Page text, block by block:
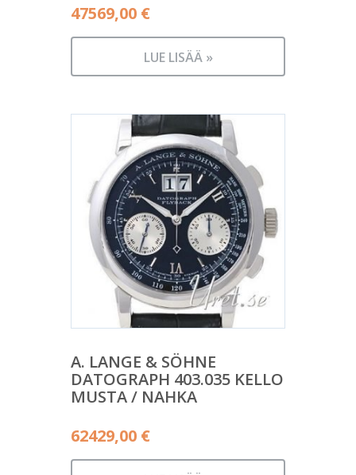
47569,00 €
LUE LISÄÄ »
A. LANGE & SÖHNE
DATOGRAPH 403.035 KELLO
MUSTA / NAHKA
62429,00 €